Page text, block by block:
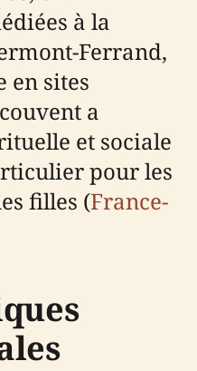
à la
Ferrand,
en sites
a
et sociale
pour les
filles (France-